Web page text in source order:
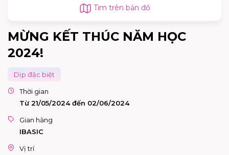
Tìm trên bản đồ
MỪNG KẾT THÚC NĂM HỌC
2024!
Dịp đặc biệt
Thời gian
Từ 21/05/2024 đến 02/06/2024
Gian hàng
IBASIC
Vị trí